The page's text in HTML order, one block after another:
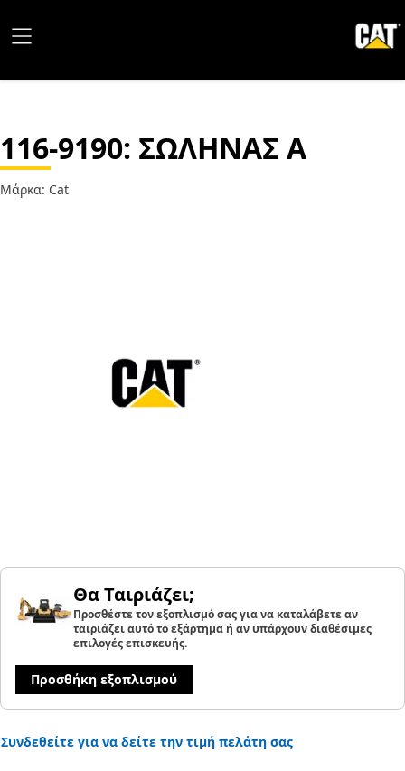
116-9190: ΣΩΛΗΝΑΣ Α
Μάρκα: Cat
Θα Ταιριάζει;
Προσθέστε τον εξοπλισμό σας για να καταλάβετε αν
ταιριάζει αυτό το εξάρτημα ή αν υπάρχουν διαθέσιμες
επιλογές επισκευής.
Προσθήκη εξοπλισμού
Συνδεθείτε για να δείτε την τιμή πελάτη σας